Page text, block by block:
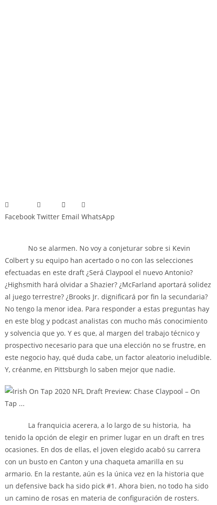
Facebook Twitter Email WhatsApp
No se alarmen. No voy a conjeturar sobre si Kevin
Colbert y su equipo han acertado o no con las selecciones
efectuadas en este draft ¿Será Claypool el nuevo Antonio?
¿Highsmith hará olvidar a Shazier? ¿McFarland aportará solidez
al juego terrestre? ¿Brooks Jr. dignificará por fin la secundaria?
No tengo la menor idea. Para responder a estas preguntas hay
en este blog y podcast analistas con mucho más conocimiento
y solvencia que yo. Y es que, al margen del trabajo técnico y
prospectivo necesario para que una elección no se frustre, en
este negocio hay, qué duda cabe, un factor aleatorio ineludible.
Y, créanme, en Pittsburgh lo saben mejor que nadie.
La franquicia acerera, a lo largo de su historia, ha
tenido la opción de elegir en primer lugar en un draft en tres
ocasiones. En dos de ellas, el joven elegido acabó su carrera
con un busto en Canton y una chaqueta amarilla en su
armario. En la restante, aún es la única vez en la historia que
un defensive back ha sido pick #1. Ahora bien, no todo ha sido
un camino de rosas en materia de configuración de rosters.